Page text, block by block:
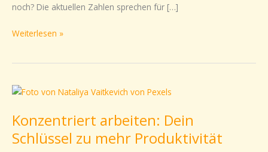
noch? Die aktuellen Zahlen sprechen für […]
Weiterlesen »
Konzentriert arbeiten: Dein
Schlüssel zu mehr Produktivität
Konzentriert
Dein
Schlüssel
zu